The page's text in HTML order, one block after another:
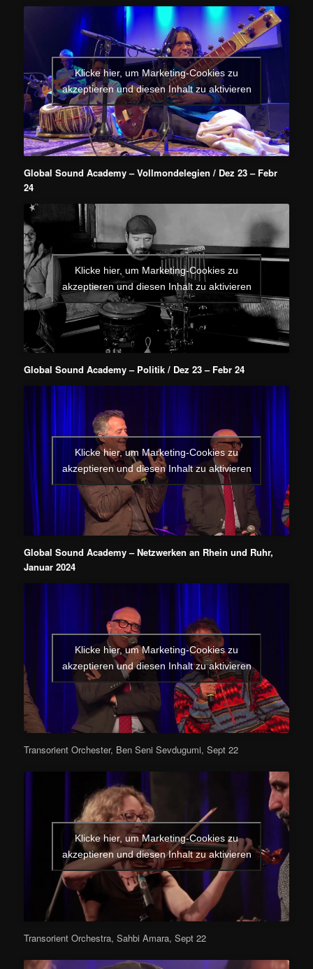
Klicke hier, um Marketing-Cookies zu
akzeptieren und diesen Inhalt zu aktivieren
Global Sound Academy – Vollmondelegien / Dez 23 – Febr
24
Klicke hier, um Marketing-Cookies zu
akzeptieren und diesen Inhalt zu aktivieren
Global Sound Academy – Politik / Dez 23 – Febr 24
Klicke hier, um Marketing-Cookies zu
akzeptieren und diesen Inhalt zu aktivieren
Global Sound Academy – Netzwerken an Rhein und Ruhr,
Januar 2024
Klicke hier, um Marketing-Cookies zu
akzeptieren und diesen Inhalt zu aktivieren
Transorient Orchester, Ben Seni Sevdugumi, Sept 22
Klicke hier, um Marketing-Cookies zu
akzeptieren und diesen Inhalt zu aktivieren
Transorient Orchestra, Sahbi Amara, Sept 22